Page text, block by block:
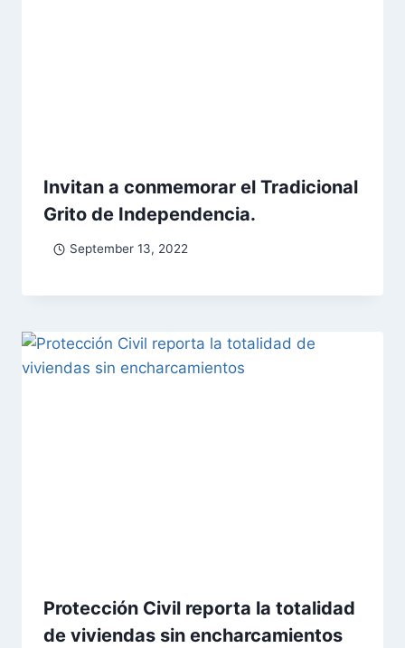
Invitan a conmemorar el Tradicional
Grito de Independencia.
September 13, 2022
Protección Civil reporta la totalidad
de viviendas sin encharcamientos